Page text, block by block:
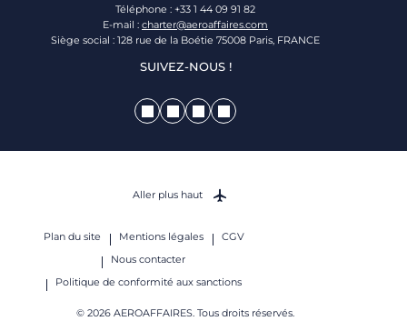
Téléphone : +33 1 44 09 91 82
E-mail : charter@aeroaffaires.com
Siège social : 128 rue de la Boétie 75008 Paris, FRANCE
SUIVEZ-NOUS !
Plan du site Mentions légales
CGV
Nous contacter
Politique de conformité aux sanctions
© 2026 AEROAFFAIRES. Tous droits réservés.
Aller plus haut